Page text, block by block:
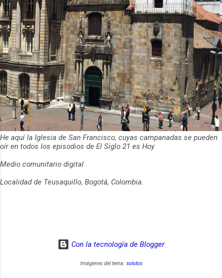
He aquí la Iglesia de San Francisco, cuyas campanadas se pueden
oír en todos los episodios de El Siglo 21 es Hoy
Medio comunitario digital
Localidad de Teusaquillo, Bogotá, Colombia.
Con la tecnología de Blogger
Imágenes del tema: sololos